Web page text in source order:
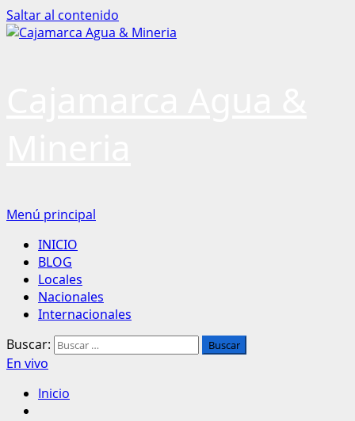
Saltar al contenido
Menú principal
INICIO
BLOG
Locales
Nacionales
Internacionales
Buscar:
En vivo
Inicio